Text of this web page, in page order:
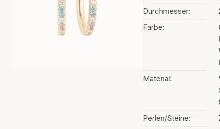
Durchmesser:
Farbe:
Material:
Perlen/Steine: